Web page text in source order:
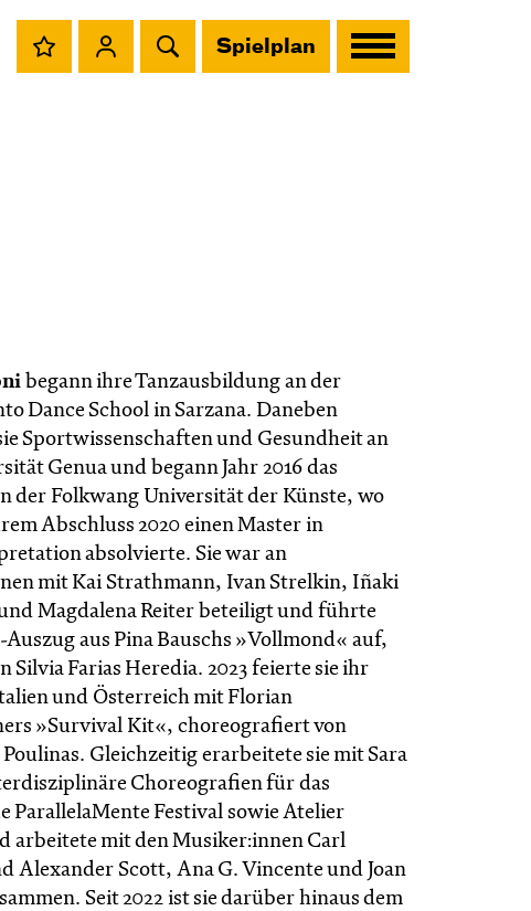
Spielplan
begann ihre Tanzausbildung an der
Dance School in Sarzana. Daneben
Sportwissenschaften und Gesundheit an
Genua und begann Jahr 2016 das
der Folkwang Universität der Künste, wo
Abschluss 2020 einen Master in
absolvierte. Sie war an
mit Kai Strathmann, Ivan Strelkin, Iñaki
Magdalena Reiter beteiligt und führte
Auszug aus Pina Bauschs »Vollmond« auf,
Silvia Farias Heredia. 2023 feierte sie ihr
und Österreich mit Florian
»Survival Kit«, choreografiert von
Poulinas. Gleichzeitig erarbeitete sie mit Sara
Choreografien für das
ParallelaMente Festival sowie Atelier
arbeitete mit den Musiker:innen Carl
Alexander Scott, Ana G. Vincente und Joan
Seit 2022 ist sie darüber hinaus dem